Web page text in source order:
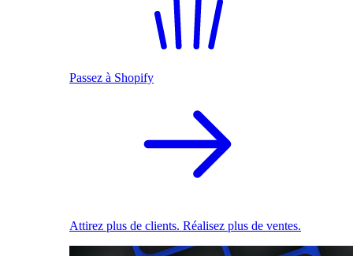
Passez à Shopify
Attirez plus de clients. Réalisez plus de ventes.